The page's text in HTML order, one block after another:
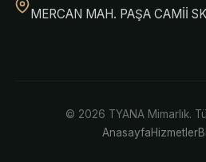
MERCAN MAH. PAŞA CAMİİ
© 2026 TYANA Mimarlık.
AnasayfaHizmetler